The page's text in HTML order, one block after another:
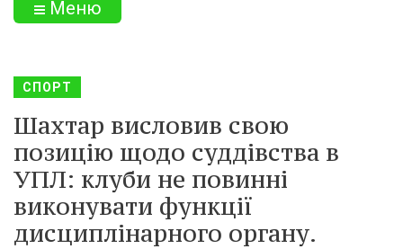
Меню
СПОРТ
Шахтар висловив свою
позицію щодо суддівства в
УПЛ: клуби не повинні
виконувати функції
дисциплінарного органу.